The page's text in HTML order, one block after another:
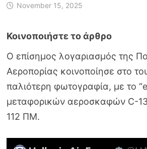
November 15, 2025
Ο επίσημος λογαριασμός της
Αεροπορίας κοινοποίησε στο
παλιότερη φωτογραφία, με το
μεταφορικών αεροσκαφών C-
112 ΠΜ.